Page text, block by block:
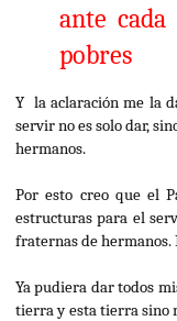
ante
pobres
Y la aclaración me la
servir no es solo dar,
hermanos.
Por esto creo que el
estructuras para el
fraternas de hermanos.
Ya pudiera dar todos
tierra y esta tierra sino